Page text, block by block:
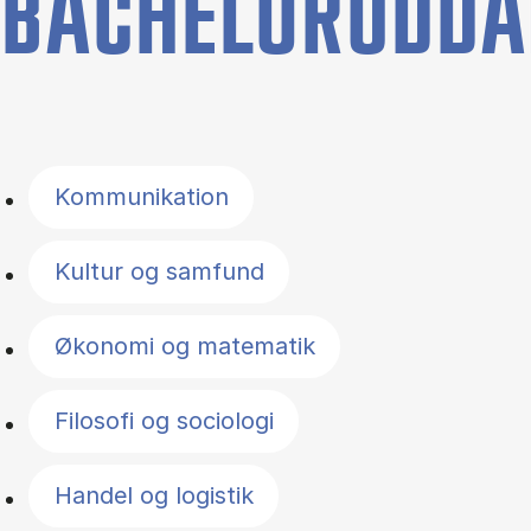
Kommunikation
Kultur og samfund
Økonomi og matematik
Filosofi og sociologi
Handel og logistik